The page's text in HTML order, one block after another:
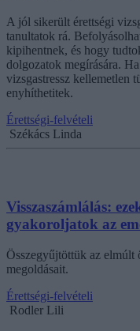
A jól sikerült érettségi
tanultatok rá.
kipihentnek, és hogy
dolgozatok megírására.
vizsgastressz kellemetlen
enyhíthetitek.
Érettségi-felvételi
Székács Linda
Visszaszámlálás:
gyakoroljatok az
Összegyűjtöttük az elmúlt
megoldásait.
Érettségi-felvételi
Rodler Lili